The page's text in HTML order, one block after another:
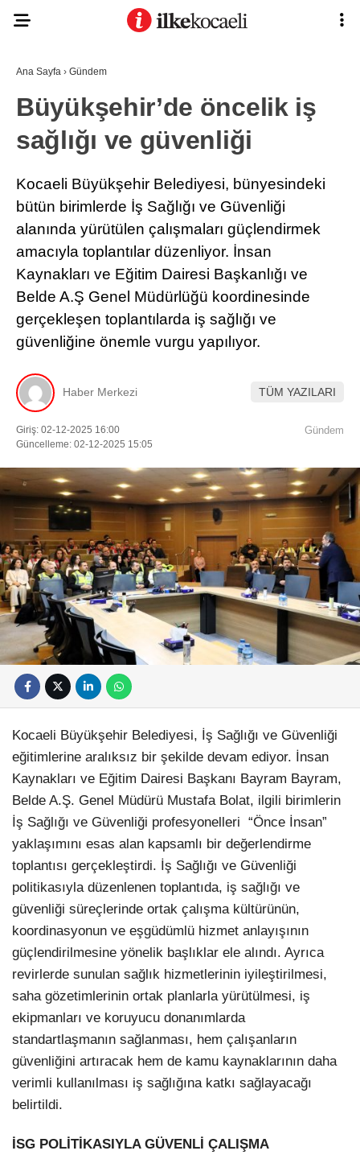
Ana Sayfa
Anasayfa
Gizlilik Politikası
Gizlilik Politikası
Hava Durumu
Hesabım
İletişim
Son Dakika
Üye Giriş
Üye Kayıt
Üye Onay
Yayınlar
Yazarlar
Yazı Düzenle
Yazı Gönder
Yazılarım
Yorumlarım
Facebook
Instagram
Youtube
ASAYIŞ
POLITIKA
DÜNYA
SPOR
MAGAZIN
EĞITIM
VIDEO GALERI
RÖPORTAJ
RESMI İLANLAR
Ana Sayfa › Gündem
Büyükşehir’de öncelik iş
sağlığı ve güvenliği
Kocaeli Büyükşehir Belediyesi, bünyesindeki
bütün birimlerde İş Sağlığı ve Güvenliği
alanında yürütülen çalışmaları güçlendirmek
amacıyla toplantılar düzenliyor. İnsan
Kaynakları ve Eğitim Dairesi Başkanlığı ve
Belde A.Ş Genel Müdürlüğü koordinesinde
gerçekleşen toplantılarda iş sağlığı ve
güvenliğine önemle vurgu yapılıyor.
Haber Merkezi TÜM YAZILARI
Giriş: 02-12-2025 16:00
Güncelleme: 02-12-2025 15:05
Gündem
Kocaeli Büyükşehir Belediyesi, İş Sağlığı ve Güvenliği
eğitimlerine aralıksız bir şekilde devam ediyor. İnsan
Kaynakları ve Eğitim Dairesi Başkanı Bayram Bayram,
Belde A.Ş. Genel Müdürü Mustafa Bolat, ilgili birimlerin
İş Sağlığı ve Güvenliği profesyonelleri “Önce İnsan”
yaklaşımını esas alan kapsamlı bir değerlendirme
toplantısı gerçekleştirdi. İş Sağlığı ve Güvenliği
politikasıyla düzenlenen toplantıda, iş sağlığı ve
güvenliği süreçlerinde ortak çalışma kültürünün,
koordinasyonun ve eşgüdümlü hizmet anlayışının
güçlendirilmesine yönelik başlıklar ele alındı. Ayrıca
revirlerde sunulan sağlık hizmetlerinin iyileştirilmesi,
saha gözetimlerinin ortak planlarla yürütülmesi, iş
ekipmanları ve koruyucu donanımlarda
standartlaşmanın sağlanması, hem çalışanların
güvenliğini artıracak hem de kamu kaynaklarının daha
verimli kullanılması iş sağlığına katkı sağlayacağı
belirtildi.
İSG POLİTİKASIYLA GÜVENLİ ÇALIŞMA